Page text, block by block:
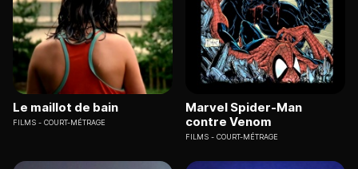
Le maillot de bain
FILMS COURT-MÉTRAGE
Marvel Spider-Man
contre Venom
FILMS COURT-MÉTRAGE